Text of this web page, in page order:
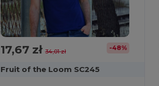
17,67 zł34,01 zł -48%
Fruit of the Loom SC245